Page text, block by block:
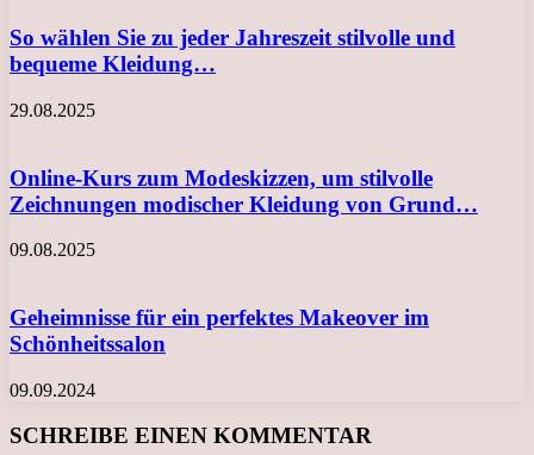
So wählen Sie zu jeder Jahreszeit stilvolle und
bequeme Kleidung…
29.08.2025
Online-Kurs zum Modeskizzen, um stilvolle
Zeichnungen modischer Kleidung von Grund…
09.08.2025
Geheimnisse für ein perfektes Makeover im
Schönheitssalon
09.09.2024
SCHREIBE EINEN KOMMENTAR